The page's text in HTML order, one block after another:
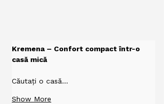
Kremena – Confort compact într-o
casă mică
Căutați o casă…
Show More